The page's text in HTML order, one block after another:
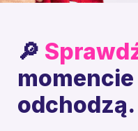
🔎
odchodzą.